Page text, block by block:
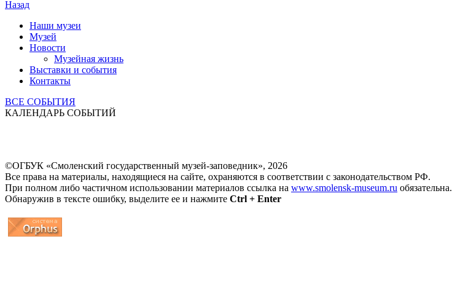
Назад
Наши музеи
Музей
Новости
Музейная жизнь
Выставки и события
Контакты
ВСЕ СОБЫТИЯ
КАЛЕНДАРЬ СОБЫТИЙ
©ОГБУК «Смоленский государственный музей-заповедник», 2026
Все права на материалы, находящиеся на сайте, охраняются в соответствии с законодательством РФ.
При полном либо частичном использовании материалов ссылка на www.smolensk-museum.ru обязательна.
Обнаружив в тексте ошибку, выделите ее и нажмите Ctrl + Enter